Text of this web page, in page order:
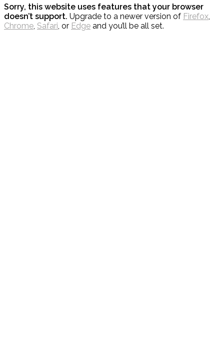
Sorry, this website uses features that your browser
doesn’t support. Upgrade to a newer version of Firefox,
Chrome, Safari, or Edge and you’ll be all set.